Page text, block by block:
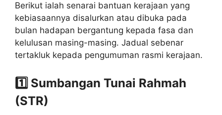
Berikut ialah senarai bantuan kerajaan yang
kebiasaannya disalurkan atau dibuka pada
bulan hadapan bergantung kepada fasa dan
kelulusan masing-masing. Jadual sebenar
tertakluk kepada pengumuman rasmi kerajaan.
1️⃣ Sumbangan Tunai Rahmah
(STR)